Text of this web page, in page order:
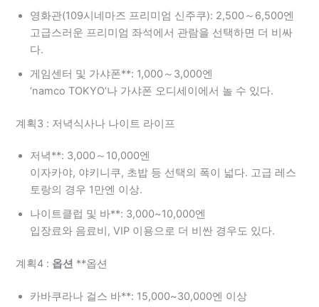
영화관(109시네마즈 프리미엄 신주쿠): 2,500～6,500엔
고급스러운 프리미엄 좌석에서 관람을 선택하면 더 비싸
다.
게임센터 및 가샤폰**: 1,000～3,000엔
‘namco TOKYO’나 가샤폰 오디세이에서 놀 수 있다.
계획3 : 저녁식사나 나이트 라이프
저녁**: 3,000～10,000엔
이자카야, 야키니쿠, 초밥 등 선택의 폭이 넓다. 고급 레스
토랑의 경우 1만엔 이상.
나이트클럽 및 바**: 3,000~10,000엔
입장료와 음료비, VIP 이용으로 더 비싼 경우도 있다.
계획4 : 옵션 **옵션
카바쿠라나 걸스 바**: 15,000~30,000엔 이상